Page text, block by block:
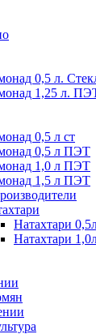
0,5 л.
1,25 л.
0,5 л ст
0,5 л ПЭТ
1,0 л ПЭТ
1,5 л ПЭТ
Натахтари
Натахтари